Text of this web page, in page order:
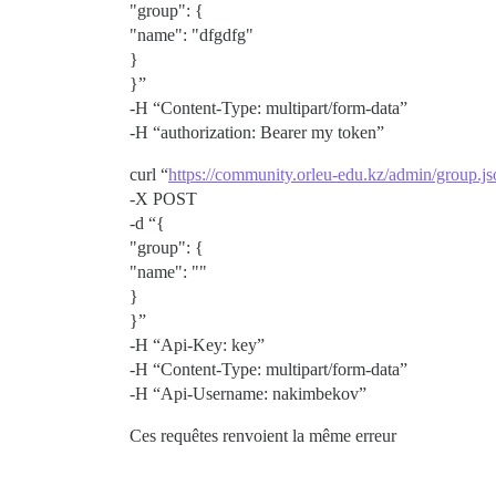
"group": {
"name": "dfgdfg"
}
}”
-H “Content-Type: multipart/form-data”
-H “authorization: Bearer my token”
curl “https://community.orleu-edu.kz/admin/
-X POST
-d “{
"group": {
"name": ""
}
}”
-H “Api-Key: key”
-H “Content-Type: multipart/form-data”
-H “Api-Username: nakimbekov”
Ces requêtes renvoient la même erreur